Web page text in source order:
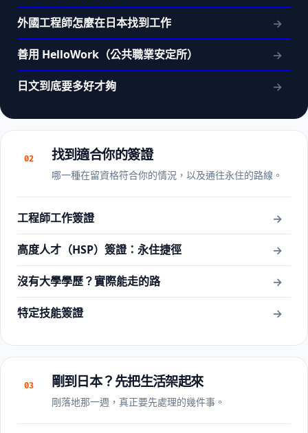
外國工程師怎麼在日本找到工作 →
善用 HelloWork（公共職業安定所） →
日文到底要多好才夠 →
02 找到適合你的簽證
哪一種在留資格符合你的情況，以及通往永住的路線。
工程師工作簽證 →
高度人才（HSP）簽證：永住捷徑 →
沒有大學學歷？實際能走的路 →
特定技能簽證 →
03 剛到日本？先把生活架起來
剛落地那一週，真正要先處理的幾件事。